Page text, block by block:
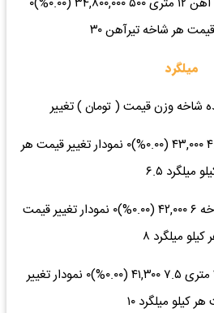
قیمت هر شاخه تیرآهن ۳۰
میلگرد
شاخه وزن قیمت ( تومان ) تغییر
هر کیلو میلگرد ۶.۵ کلاف ۴.۵ ۴۳,۰۰۰ (۰.۰۰%)۰ نمودار تغییر قیمت هر
میلگرد ۶.۵
هر کیلو میلگرد ۸ قزوین شاخه ۶ ۴۲,۰۰۰ (۰.۰۰%)۰ نمودار تغییر قیمت
کیلو میلگرد ۸
هر کیلو میلگرد ۱۰ قزوین ۱۲ متری ۷.۵ ۴۱,۳۰۰ (۰.۰۰%)۰ نمودار تغییر
کیلو میلگرد ۱۰